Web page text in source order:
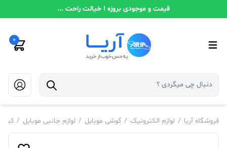
قیمت و موجودی بروزه ! خیالت راحت ...
0
فروشگاه آریا / لوازم الکترونیک / گوشی موبایل / لوازم جانبی موبایل / کیف